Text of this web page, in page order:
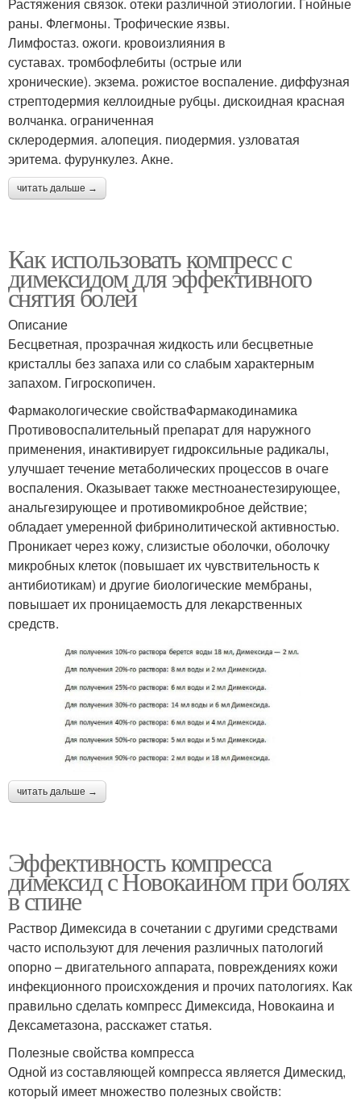
Растяжения связок. отеки различной этиологии. Гнойные
раны. Флегмоны. Трофические язвы.
Лимфостаз. ожоги. кровоизлияния в
суставах. тромбофлебиты (острые или
хронические). экзема. рожистое воспаление. диффузная
стрептодермия келлоидные рубцы. дискоидная красная
волчанка. ограниченная
склеродермия. алопеция. пиодермия. узловатая
эритема. фурункулез. Акне.
читать дальше →
Как использовать компресс с
димексидом для эффективного
снятия болей
Описание
Бесцветная, прозрачная жидкость или бесцветные
кристаллы без запаха или со слабым характерным
запахом. Гигроскопичен.
Фармакологические свойстваФармакодинамика
Противовоспалительный препарат для наружного
применения, инактивирует гидроксильные радикалы,
улучшает течение метаболических процессов в очаге
воспаления. Оказывает также местноанестезирующее,
анальгезирующее и противомикробное действие;
обладает умеренной фибринолитической активностью.
Проникает через кожу, слизистые оболочки, оболочку
микробных клеток (повышает их чувствительность к
антибиотикам) и другие биологические мембраны,
повышает их проницаемость для лекарственных
средств.
читать дальше →
Эффективность компресса
димексид с Новокаином при болях
в спине
Раствор Димексида в сочетании с другими средствами
часто используют для лечения различных патологий
опорно – двигательного аппарата, повреждениях кожи
инфекционного происхождения и прочих патологиях. Как
правильно сделать компресс Димексида, Новокаина и
Дексаметазона, расскажет статья.
Полезные свойства компресса
Одной из составляющей компресса является Димескид,
который имеет множество полезных свойств: